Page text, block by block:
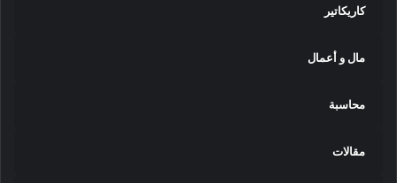
كاريكاتير
مال و أعمال
محاسبة
مقالات